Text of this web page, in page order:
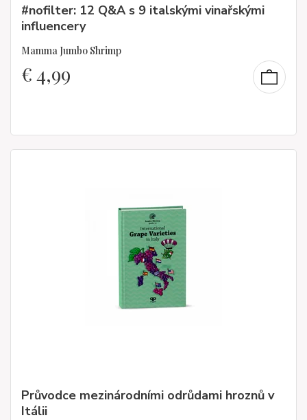
#nofilter: 12 Q&A s 9 italskými vinařskými
influencery
Mamma Jumbo Shrimp
€4,99
Průvodce mezinárodními odrůdami hroznů v
Itálii